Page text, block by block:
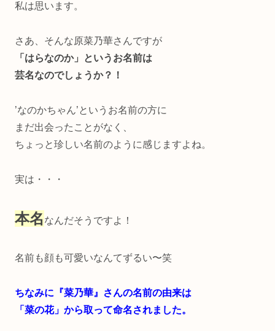
私は思います。
さあ、そんな原菜乃華さんですが
「はらなのか」というお名前は
芸名なのでしょうか？！
’なのかちゃん’というお名前の方に
まだ出会ったことがなく、
ちょっと珍しい名前のように感じますよね。
実は・・・
本名 なんだそうですよ！
名前も顔も可愛いなんてずるい〜笑
ちなみに『菜乃華』さんの名前の由来は
「菜の花」から取って命名されました。